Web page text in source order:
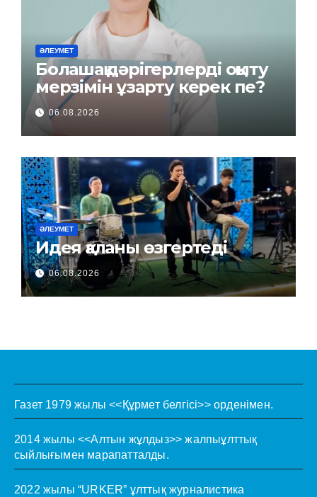
ӘЛЕУМЕТ
Болашақ дәрігерлерді оқыту
мерзімін ұзарту керек пе?
06.08.2026
ӘЛЕУМЕТ
Идея қаланы өзгертеді
06.08.2026
Газет 1979 жылы <<Құрмет белгісі>> орденімен.
2014 жылы <<Алтын жұлдыз>> жалпыұлттық
сыйлығымен марапатталды.
2022 жылы “URKER” ұлттық журналистика